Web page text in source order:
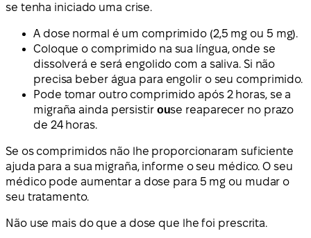
se tenha iniciado uma crise.
A dose normal é um comprimido (2,5 mg ou 5 mg).
Coloque o comprimido na sua língua, onde se
dissolverá e será engolido com a saliva. Si não
precisa beber água para engolir o seu comprimido.
Pode tomar outro comprimido após 2 horas, se a
migraña ainda persistir ouse reaparecer no prazo
de 24 horas.
Se os comprimidos não lhe proporcionaram suficiente
ajuda para a sua migraña, informe o seu médico. O seu
médico pode aumentar a dose para 5 mg ou mudar o
seu tratamento.
Não use mais do que a dose que lhe foi prescrita.